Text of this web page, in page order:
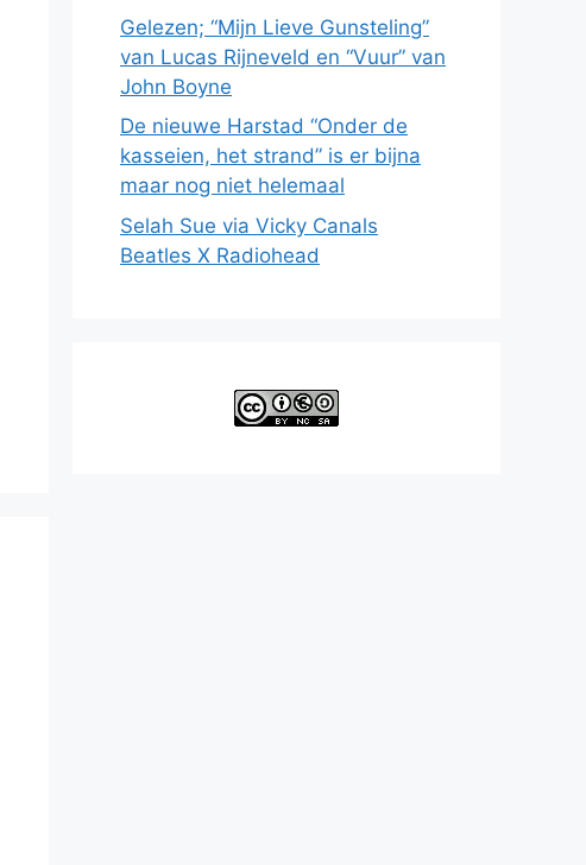
Gelezen; “Mijn Lieve Gunsteling”
van Lucas Rijneveld en “Vuur” van
John Boyne
De nieuwe Harstad “Onder de
kasseien, het strand” is er bijna
maar nog niet helemaal
Selah Sue via Vicky Canals
Beatles X Radiohead